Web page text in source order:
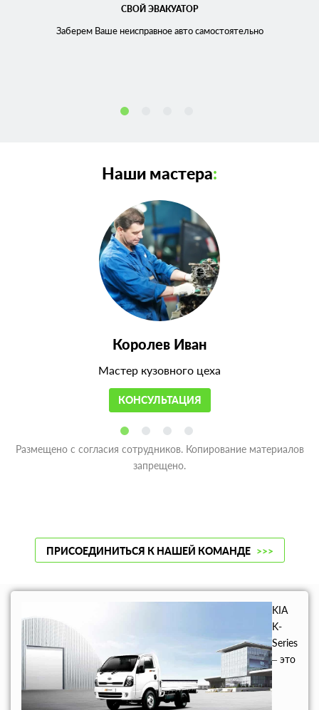
СВОЙ ЭВАКУАТОР
Заберем Ваше неисправноеавто самостоятельно
Наши мастера:
Королев Иван
Мастер кузовного цеха
КОНСУЛЬТАЦИЯ
Размещено с согласия сотрудников. Копирование материалов
запрещено.
ПРИСОЕДИНИТЬСЯ К НАШЕЙ КОМАНДЕ >>>
KIA
K-
Series
– это